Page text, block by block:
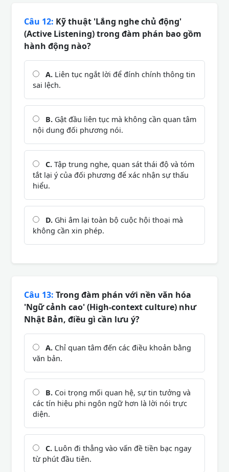
Câu 12: Kỹ thuật 'Lắng nghe chủ động'
(Active Listening) trong đàm phán bao gồm
hành động nào?
A. Liên tục ngắt lời để đính chính thông tin
sai lệch.
B. Gật đầu liên tục mà không cần quan tâm
nội dung đối phương nói.
C. Tập trung nghe, quan sát thái độ và tóm
tắt lại ý của đối phương để xác nhận sự thấu
hiểu.
D. Ghi âm lại toàn bộ cuộc hội thoại mà
không cần xin phép.
Câu 13: Trong đàm phán với nền văn hóa
'Ngữ cảnh cao' (High-context culture) như
Nhật Bản, điều gì cần lưu ý?
A. Chỉ quan tâm đến các điều khoản bằng
văn bản.
B. Coi trọng mối quan hệ, sự tin tưởng và
các tín hiệu phi ngôn ngữ hơn là lời nói trực
diện.
C. Luôn đi thẳng vào vấn đề tiền bạc ngay
từ phút đầu tiên.